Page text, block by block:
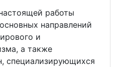
работы
направлений
и
а также
специализирующихся